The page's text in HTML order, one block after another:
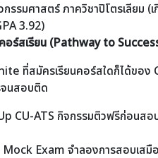
รรมศาสตร์ ภาควิชาปิโตรเลียม
3.92)
อร์สเรียน (Pathway to
ที่สมัครเรียนคอร์สใดก็ได้ของ
นสอบติด
CU-ATS กิจกรรมติวฟรีก่อนสอ
Exam จำลองการสอบเสมื